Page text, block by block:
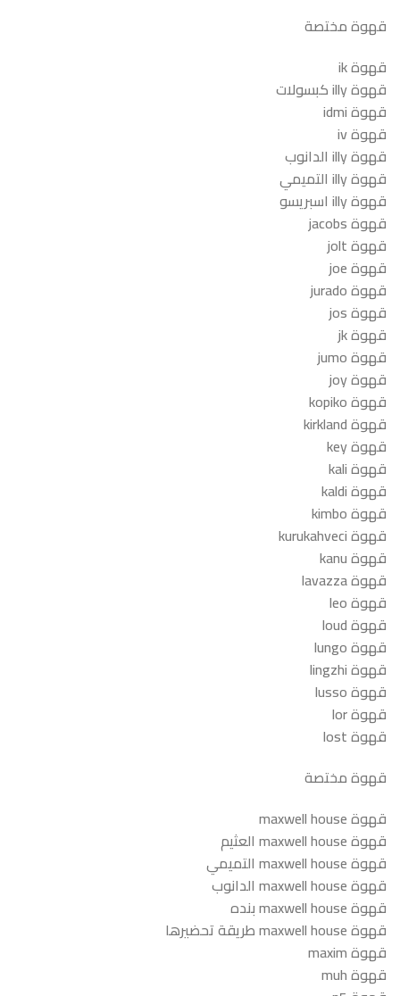
قهوة مختصة
قهوة ik
قهوة illy كبسولات
قهوة idmi
قهوة iv
قهوة illy الدانوب
قهوة illy التميمي
قهوة illy اسبريسو
قهوة jacobs
قهوة jolt
قهوة joe
قهوة jurado
قهوة jos
قهوة jk
قهوة jumo
قهوة joy
قهوة kopiko
قهوة kirkland
قهوة key
قهوة kali
قهوة kaldi
قهوة kimbo
قهوة kurukahveci
قهوة kanu
قهوة lavazza
قهوة leo
قهوة loud
قهوة lungo
قهوة lingzhi
قهوة lusso
قهوة lor
قهوة lost
قهوة مختصة
قهوة maxwell house
قهوة maxwell house العثيم
قهوة maxwell house التميمي
قهوة maxwell house الدانوب
قهوة maxwell house بنده
قهوة maxwell house طريقة تحضيرها
قهوة maxim
قهوة muh